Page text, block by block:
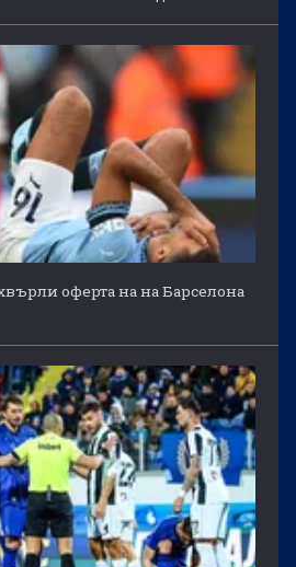
оферта на на Барселона